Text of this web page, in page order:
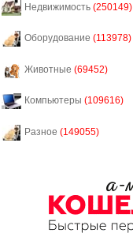
Недвижимость (250149)
Оборудование (113978)
Животные (69452)
Компьютеры (109616)
Разное (149055)